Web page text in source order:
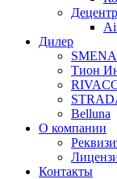
Дилер
SMENA
Тион
Belluna
О компании
Контакты